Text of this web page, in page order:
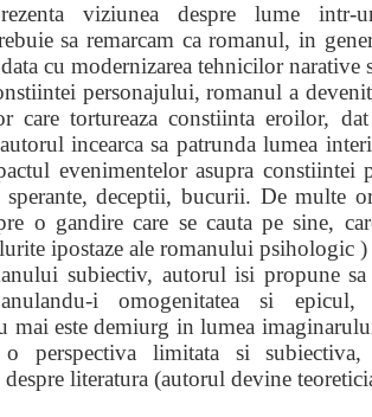
viziunea despre lume intr-
sa remarcam ca romanul, in
cu modernizarea tehnicilor narative
personajului, romanul a
care tortureaza constiinta eroilor,
incearca sa patrunda lumea
evenimentelor asupra constiintei
sperante, deceptii, bucurii. De multe
o gandire care se cauta pe sine,
ipostaze ale romanului psihologic )
subiectiv, autorul isi propune
i omogenitatea si
mai este demiurg in lumea
perspectiva limitata si
literatura (autorul devine